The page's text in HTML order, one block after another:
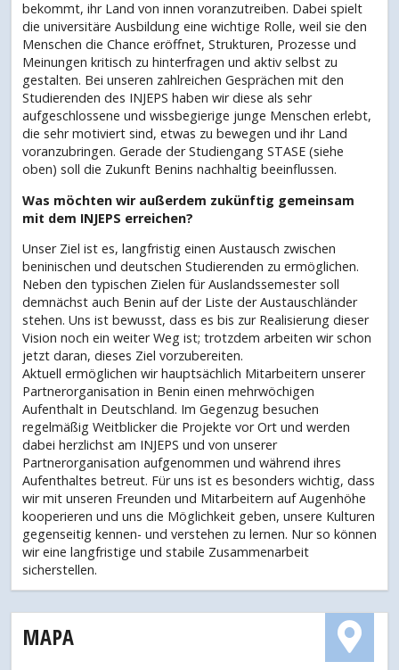
bekommt, ihr Land von innen voranzutreiben. Dabei spielt
die universitäre Ausbildung eine wichtige Rolle, weil sie den
Menschen die Chance eröffnet, Strukturen, Prozesse und
Meinungen kritisch zu hinterfragen und aktiv selbst zu
gestalten. Bei unseren zahlreichen Gesprächen mit den
Studierenden des INJEPS haben wir diese als sehr
aufgeschlossene und wissbegierige junge Menschen erlebt,
die sehr motiviert sind, etwas zu bewegen und ihr Land
voranzubringen. Gerade der Studiengang STASE (siehe
oben) soll die Zukunft Benins nachhaltig beeinflussen.
Was möchten wir außerdem zukünftig gemeinsam
mit dem INJEPS erreichen?
Unser Ziel ist es, langfristig einen Austausch zwischen
beninischen und deutschen Studierenden zu ermöglichen.
Neben den typischen Zielen für Auslandssemester soll
demnächst auch Benin auf der Liste der Austauschländer
stehen. Uns ist bewusst, dass es bis zur Realisierung dieser
Vision noch ein weiter Weg ist; trotzdem arbeiten wir schon
jetzt daran, dieses Ziel vorzubereiten.
Aktuell ermöglichen wir hauptsächlich Mitarbeitern unserer
Partnerorganisation in Benin einen mehrwöchigen
Aufenthalt in Deutschland. Im Gegenzug besuchen
regelmäßig Weitblicker die Projekte vor Ort und werden
dabei herzlichst am INJEPS und von unserer
Partnerorganisation aufgenommen und während ihres
Aufenthaltes betreut. Für uns ist es besonders wichtig, dass
wir mit unseren Freunden und Mitarbeitern auf Augenhöhe
kooperieren und uns die Möglichkeit geben, unsere Kulturen
gegenseitig kennen- und verstehen zu lernen. Nur so können
wir eine langfristige und stabile Zusammenarbeit
sicherstellen.
MAPA